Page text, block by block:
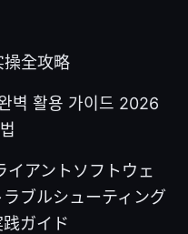
操全攻略
벽 활용 가이드 2026
アントソフトウェ
ブルシューティング
ガイド